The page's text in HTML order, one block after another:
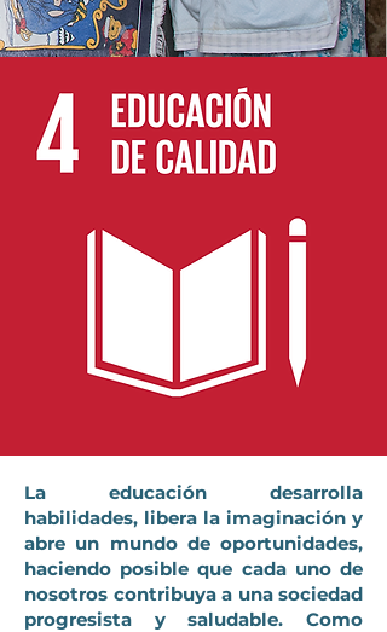
La educación desarrolla
habilidades, libera la imaginación y
abre un mundo de oportunidades,
haciendo posible que cada uno de
nosotros contribuya a una sociedad
progresista y saludable. Como